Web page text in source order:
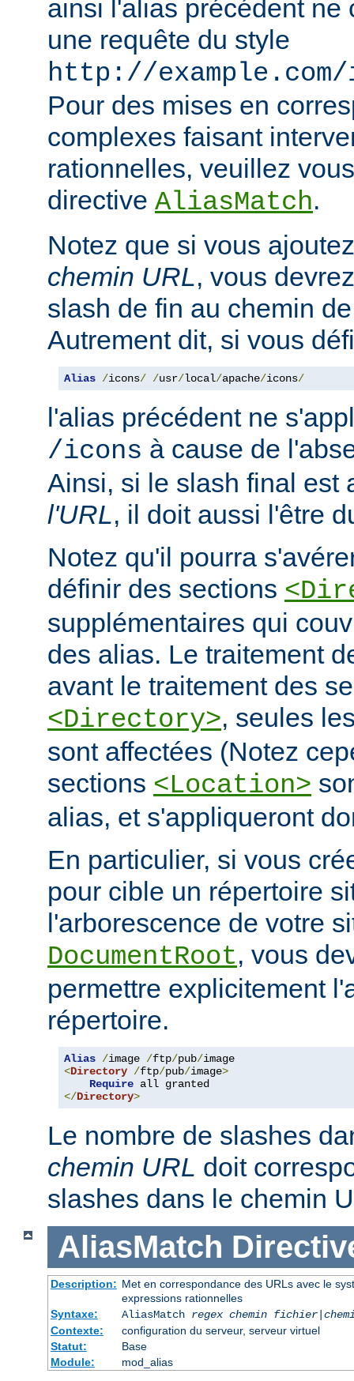
ainsi l'alias précédent ne
une requête du style
http://
Pour des mises en
complexes faisant
rationnelles, veuillez
directive AliasMatch.
Notez que si vous
chemin URL, vous
slash de fin au chemin
Autrement dit, si vous
Alias /icons/ /usr/local/apache/icons/
l'alias précédent ne
/icons à cause de
Ainsi, si le slash final est
l'URL, il doit aussi l'être
Notez qu'il pourra
définir des sections
supplémentaires qui
des alias. Le traitement
avant le traitement des
<Directory>, seules
sont affectées (Notez
sections <Location>
alias, et s'appliqueront
En particulier, si vous
pour cible un répertoire
l'arborescence de votre
DocumentRoot, vous
permettre explicitement
répertoire.
Alias /image /ftp/pub/
<Directory /ftp/pub/image>
Require
</Directory>
Le nombre de slashes
chemin URL doit
slashes dans le chemin
AliasMatch
Description: Met en correspondance des URLs avec le
expressions rationnelles
Syntaxe:
AliasMatch regex chemin fichier|
Contexte:
configuration du serveur, serveur virtuel
Statut:
Base
Module:
mod_alias